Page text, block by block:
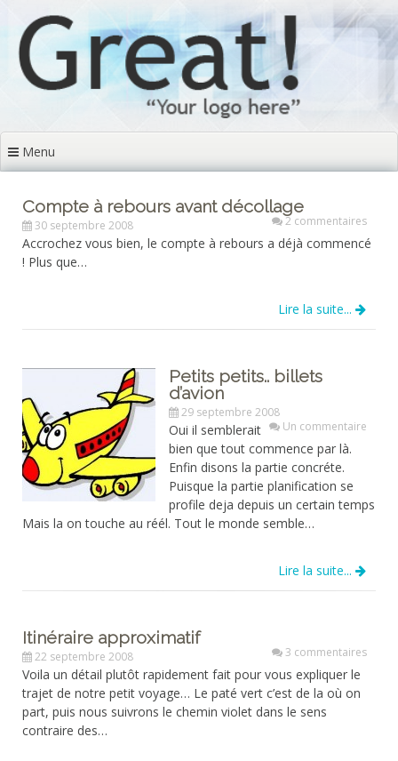
contenu
principal
Menu
Compte à rebours avant décollage
30 septembre 2008 2 commentaires
Accrochez vous bien, le compte à rebours a déjà commencé
! Plus que…
Lire la suite...
Petits petits.. billets
d’avion
29 septembre 2008
Un commentaire
Oui il semblerait
bien que tout commence par là.
Enfin disons la partie concréte.
Puisque la partie planification se
profile deja depuis un certain temps
Mais la on touche au réél. Tout le monde semble…
Lire la suite...
Itinéraire approximatif
22 septembre 2008 3 commentaires
Voila un détail plutôt rapidement fait pour vous expliquer le
trajet de notre petit voyage… Le paté vert c’est de la où on
part, puis nous suivrons le chemin violet dans le sens
contraire des…